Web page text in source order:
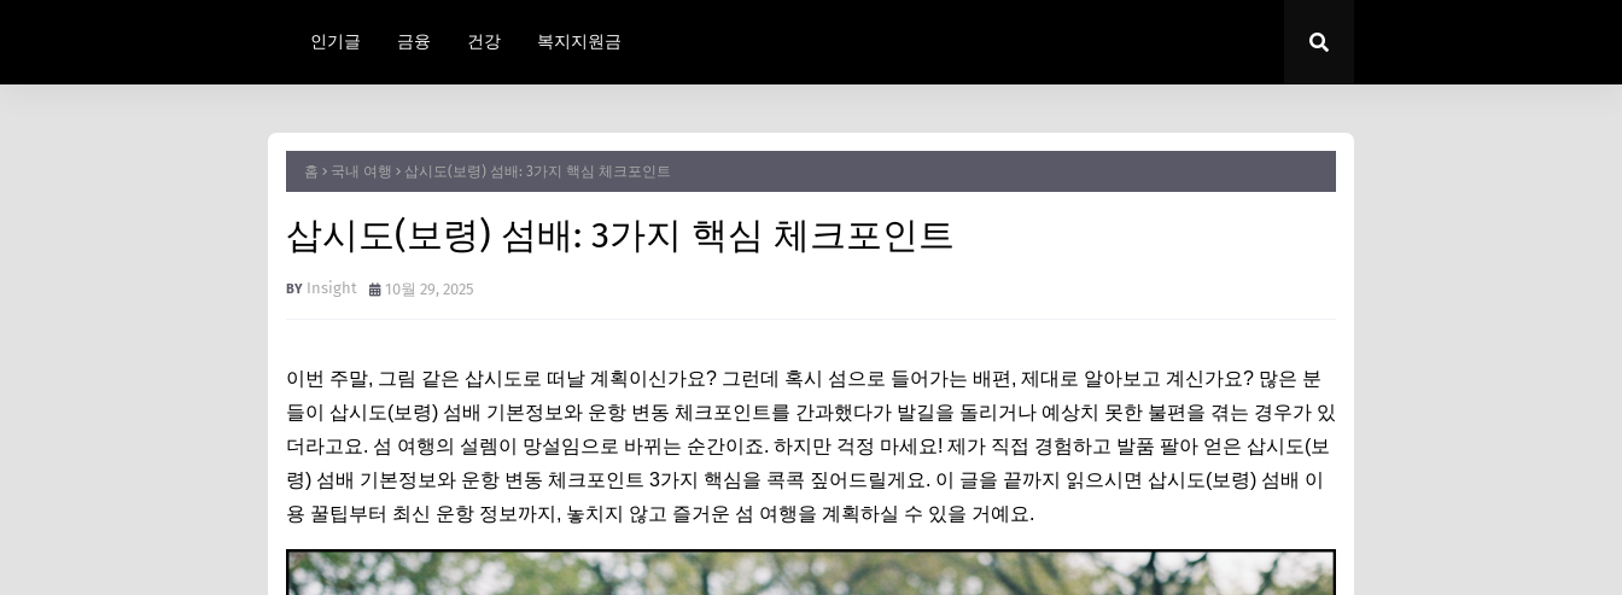
인기글 금융 건강 복지지원금
홈 국내 여행 삽시도(보령) 섬배: 3가지 핵심 체크포인트
삽시도(보령) 섬배: 3가지 핵심 체크포인트
Insight 10월 29, 2025
이번 주말, 그림 같은 삽시도로 떠날 계획이신가요? 그런데 혹시 섬으로 들어가는 배편, 제대로 알아보고 계신가요? 많은 분
들이 삽시도(보령) 섬배 기본정보와 운항 변동 체크포인트를 간과했다가 발길을 돌리거나 예상치 못한 불편을 겪는 경우가 있
더라고요. 섬 여행의 설렘이 망설임으로 바뀌는 순간이죠. 하지만 걱정 마세요! 제가 직접 경험하고 발품 팔아 얻은 삽시도(보
령) 섬배 기본정보와 운항 변동 체크포인트 3가지 핵심을 콕콕 짚어드릴게요. 이 글을 끝까지 읽으시면 삽시도(보령) 섬배 이
용 꿀팁부터 최신 운항 정보까지, 놓치지 않고 즐거운 섬 여행을 계획하실 수 있을 거예요.